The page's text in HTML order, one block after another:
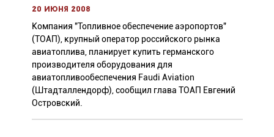
20 июня 2008
Компания "Топливное обеспечение аэропортов"
(ТОАП), крупный оператор российского рынка
авиатоплива, планирует купить германского
производителя оборудования для
авиатопливообеспечения Faudi Aviation
(Штадталлендорф), сообщил глава ТОАП Евгений
Островский.